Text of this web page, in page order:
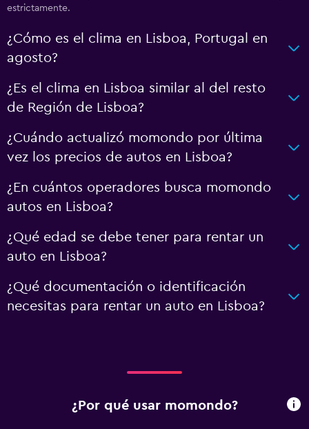
estrictamente.
¿Cómo es el clima en Lisboa, Portugal en
agosto?
¿Es el clima en Lisboa similar al del resto
de Región de Lisboa?
¿Cuándo actualizó momondo por última
vez los precios de autos en Lisboa?
¿En cuántos operadores busca momondo
autos en Lisboa?
¿Qué edad se debe tener para rentar un
auto en Lisboa?
¿Qué documentación o identificación
necesitas para rentar un auto en Lisboa?
¿Por qué usar momondo?